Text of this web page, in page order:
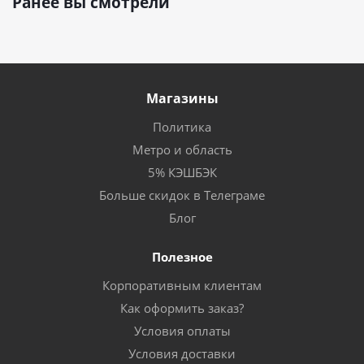
Магазины
Политика
Метро и область
5% КЭШБЭК
Больше скидок в Телеграме
Блог
Полезное
Корпоративным клиентам
Как оформить заказ?
Условия оплаты
Условия доставки